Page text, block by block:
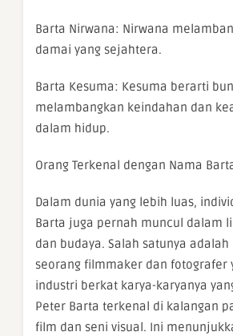
Barta Nirwana: Nirwana
damai yang sejahtera.
Barta Kesuma: Kesuma berarti
melambangkan keindahan dan
dalam hidup.
Orang Terkenal dengan Nama
Dalam dunia yang lebih luas,
Barta juga pernah muncul dalam
dan budaya. Salah satunya adalah
seorang filmmaker dan fotografer
industri berkat karya-karyanya
Peter Barta terkenal di kalangan
film dan seni visual. Ini